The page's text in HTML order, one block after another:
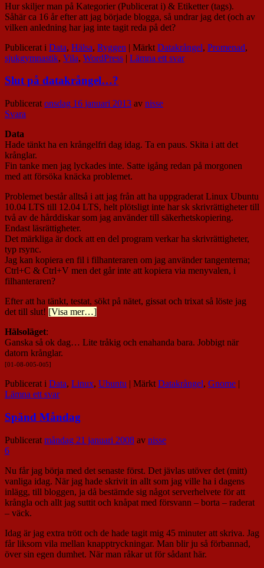
Hur skiljer man på Kategorier (Publicerat i) & Etiketter (tags).
Såhär ca 16 år efter att jag började blogga, så undrar jag det (och av
vilken anledning har jag inte tagit reda på det?
Publicerat i Data, Hälsa, Ryggen | Märkt Datakrångel, Promenad,
sjukgymnastik, Vila, WordPress | Lämna ett svar
Slut på datakrångel…?
Publicerat onsdag 16 januari 2013 av nisse
Svara
Data
Hade tänkt ha en krångelfri dag idag. Ta en paus. Skita i att det
krånglar.
Fin tanke men jag lyckades inte. Satte igång redan på morgonen
med att försöka knäcka problemet.
Problemet består alltså i att jag från att ha uppgraderat Linux Ubuntu
10.04 LTS till 12.04 LTS, helt plötsligt inte har sk skrivrättigheter till
två av de hårddiskar som jag använder till säkerhetskopiering.
Endast läsrättigheter.
Det märkliga är dock att en del program verkar ha skrivrättigheter,
typ rsync.
Jag kan kopiera en fil i filhanteraren om jag använder tangenterna;
Ctrl+C & Ctrl+V men det går inte att kopiera via menyvalen, i
filhanteraren?
Efter att ha tänkt, testat, sökt på nätet, gissat och trixat så löste jag
det till slut! [Visa mer…]
Hälsoläget:
Ganska så ok dag… Lite tråkig och enahanda bara. Jobbigt när
datorn krånglar.
[01-08-005-005]
Publicerat i Data, Linux, Ubuntu | Märkt Datakrångel, Gnome |
Lämna ett svar
Spänd Måndag
Publicerat måndag 21 januari 2008 av nisse
6
Nu får jag börja med det senaste först. Det jävlas utöver det (mitt)
vanliga idag. När jag hade skrivit in allt som jag ville ha i dagens
inlägg, till bloggen, ja då bestämde sig något serverhelvete för att
krångla och allt jag suttit och knåpat med försvann – borta – raderat
– väck.
Idag är jag extra trött och de hade tagit mig 45 minuter att skriva. Jag
får liksom vila mellan knapptryckningar. Man blir ju så förbannad,
över sin egen dumhet. När man råkar ut för sådant här.